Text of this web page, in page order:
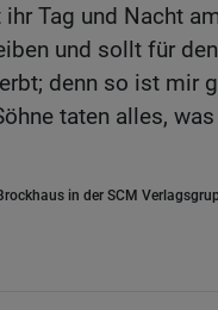
Tag und Nacht
und sollt für
denn so ist mir
taten alles,
in der SCM